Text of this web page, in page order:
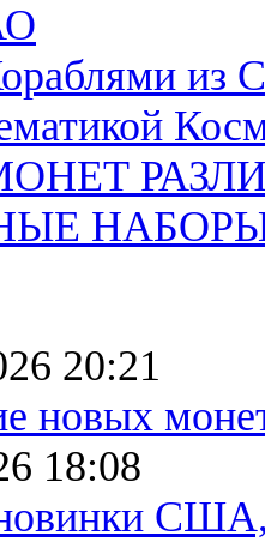
из
20:21
новых
18:08